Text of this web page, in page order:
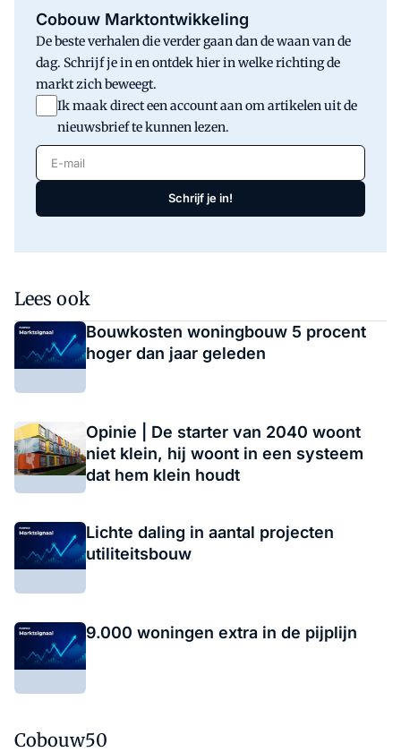
Cobouw Marktontwikkeling
De beste verhalen die verder gaan dan de waan van de
dag. Schrijf je in en ontdek hier in welke richting de
markt zich beweegt.
Ik maak direct een account aan om artikelen uit de
nieuwsbrief te kunnen lezen.
E-mail
Schrijf je in!
Lees ook
Bouwkosten woningbouw 5 procent
hoger dan jaar geleden
Opinie | De starter van 2040 woont
niet klein, hij woont in een systeem
dat hem klein houdt
Lichte daling in aantal projecten
utiliteitsbouw
9.000 woningen extra in de pijplijn
Cobouw50